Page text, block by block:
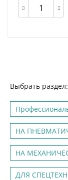
Выбрать раздел:
НА
НА
ДЛЯ